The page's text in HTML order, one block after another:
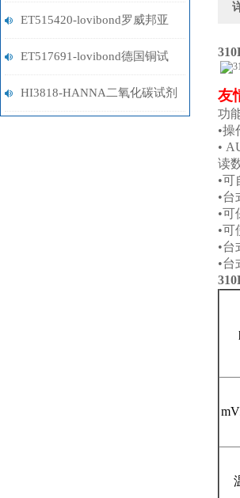
ET515420-lovibond罗威邦亚
铁试剂
ET517691-lovibond德国铜试
剂
HI3818-HANNA二氧化碳试剂 友
功
•操
•
读
•可
•台
•可
•可
•台
•台